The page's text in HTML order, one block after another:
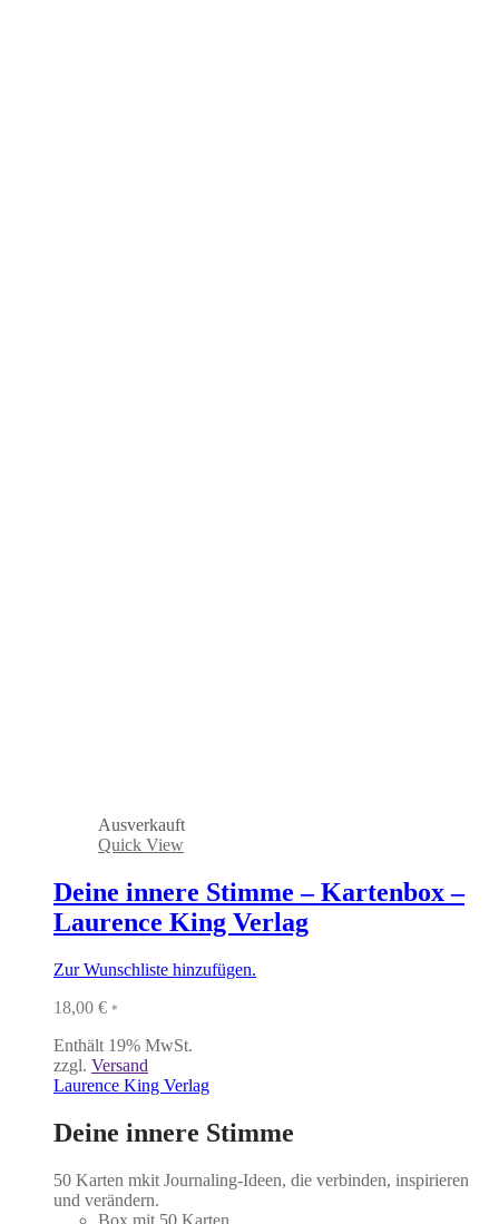
Ausverkauft
Quick View
Deine innere Stimme – Kartenbox –
Laurence King Verlag
Zur Wunschliste hinzufügen.
18,00 € *
Enthält 19% MwSt.
zzgl. Versand
Laurence King Verlag
Deine innere Stimme
50 Karten mkit Journaling-Ideen, die verbinden, inspirieren
und verändern.
Box mit 50 Karten